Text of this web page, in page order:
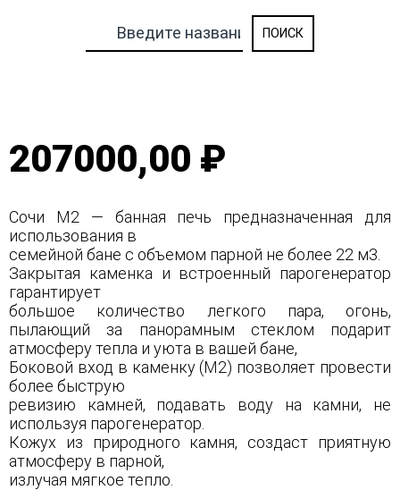
207000,00 ₽
Сочи М2 — банная печь предназначенная для
использования в
семейной бане с объемом парной не более 22 м3.
Закрытая каменка и встроенный парогенератор
гарантирует
большое количество легкого пара, огонь,
пылающий за панорамным стеклом подарит
атмосферу тепла и уюта в вашей бане,
Боковой вход в каменку (М2) позволяет провести
более быструю
ревизию камней, подавать воду на камни, не
используя парогенератор.
Кожух из природного камня, создаст приятную
атмосферу в парной,
излучая мягкое тепло.